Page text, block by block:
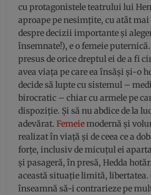
cu protagonistele teatrului lui
aproape pe nesimțite, cu atât
despre decizii importante și
însemnate!), e o femeie
presus de orice dreptul ei de a fi
avea viața pe care ea însăși și-o
decide să lupte cu sistemul –
birocratic – chiar cu armele pe
dispoziție. Și să nu abdice de la
adevărat.Femeiemodernă și
realizat în viață și de ceea ce a
forțe, inclusiv de micuțul ei
și pasageră, în presă, Hedda
această situație limită, libertatea.
înseamnă să-i contrarieze pe